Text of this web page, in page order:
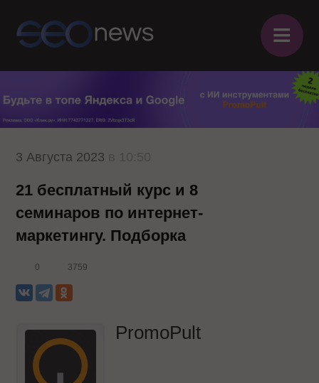
≡
3 Августа 2023
21 бесплатный курс и 8
семинаров по интернет-
маркетингу. Подборка
0 3759
PromoPult